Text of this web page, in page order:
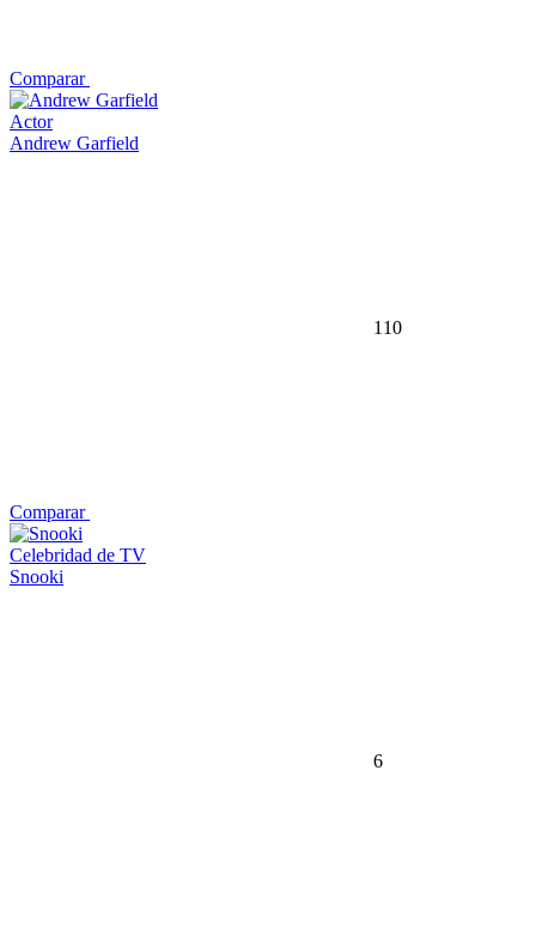
Comparar
Actor
Andrew Garfield
110
Comparar
Celebridad de TV
Snooki
6